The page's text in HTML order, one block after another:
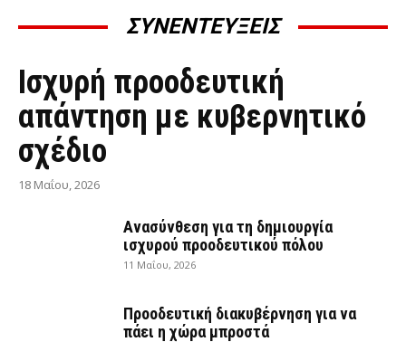
ΣΥΝΕΝΤΕΥΞΕΙΣ
ΣΥΝΕΝΤΕΎΞΕΙΣ
Ισχυρή προοδευτική
απάντηση με κυβερνητικό
σχέδιο
18 Μαΐου, 2026
Ανασύνθεση για τη δημιουργία
ισχυρού προοδευτικού πόλου
11 Μαΐου, 2026
Προοδευτική διακυβέρνηση για να
πάει η χώρα μπροστά